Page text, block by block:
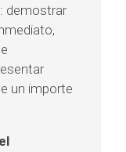
demostrar
un importe